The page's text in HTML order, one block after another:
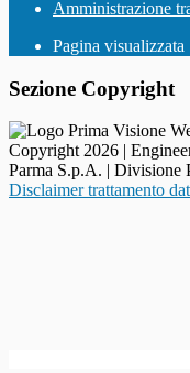
Amministrazione
Pagina visualizzata
Sezione Copyright
Copyright 2026 |
Parma S.p.A. | Divisione
Disclaimer trattamento